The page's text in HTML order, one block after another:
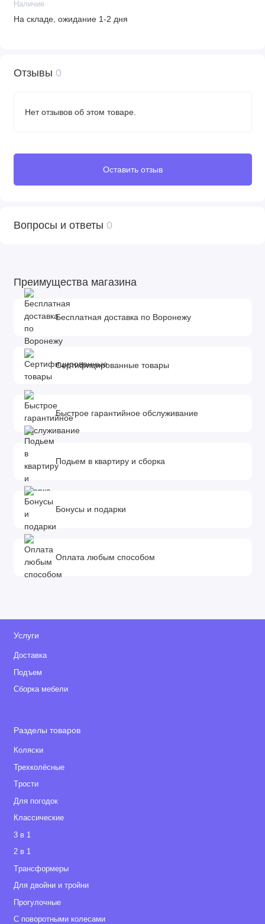
Наличие
На складе, ожидание 1-2 дня
Отзывы 0
Нет отзывов об этом товаре.
Оставить отзыв
Вопросы и ответы 0
Преимущества магазина
Бесплатная доставка по Воронежу
Сертифицированные товары
Быстрое гарантийное обслуживание
Подьем в квартиру и сборка
Бонусы и подарки
Оплата любым способом
Услуги
Доставка
Подъем
Сборка мебели
Разделы товаров
Коляски
Трехколёсные
Tрости
Для погодок
Классические
3 в 1
2 в 1
Tрансформеры
Для двойни и тройни
Прогулочные
С поворотными колесами